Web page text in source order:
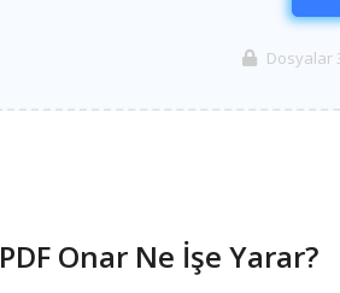
Dosyalar
PDF Onar Ne İşe Yarar?